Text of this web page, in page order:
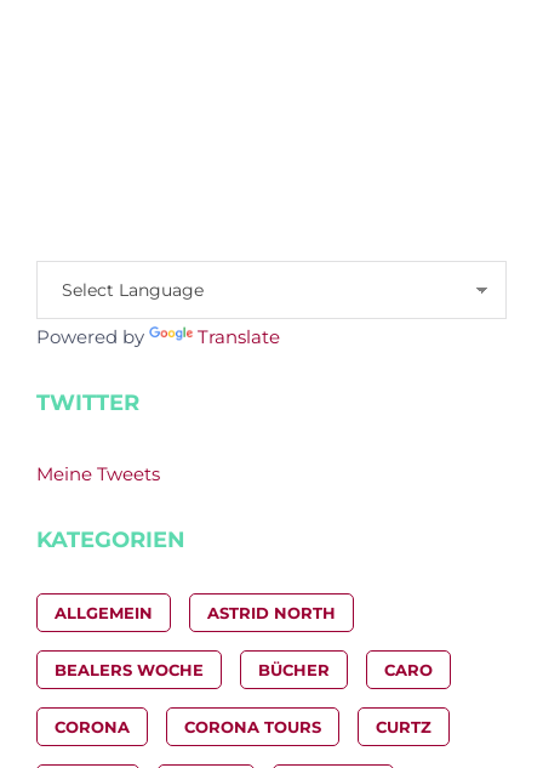
Powered by Translate
TWITTER
Meine Tweets
KATEGORIEN
ALLGEMEIN ASTRID NORTH
BEALERS WOCHE BÜCHER CARO
CORONA CORONA TOURS CURTZ